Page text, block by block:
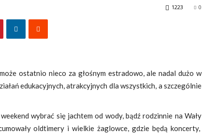
0
1223
ostatnio nieco za głośnym estradowo, ale nadal dużo w
edukacyjnych, atrakcyjnych dla wszystkich, a szczególnie
wybrać się jachtem od wody, bądź rodzinnie na Wały
oldtimery i wielkie żaglowce, gdzie będą koncerty,